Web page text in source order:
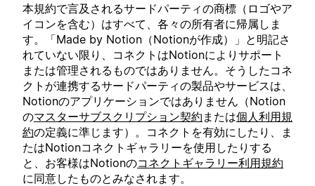
本規約で言及されるサードパーティの商標（ロゴやア
イコンを含む）はすべて、各々の所有者に帰属しま
す。「Made by Notion（Notionが作成）」と明記さ
れていない限り、コネクトはNotionによりサポート
または管理されるものではありません。そうしたコネ
クトが連携するサードパーティの製品やサービスは、
Notionのアプリケーションではありません（Notion
のマスターサブスクリプション契約 または個人利用規
約の定義に準じます）。コネクトを有効にしたり、ま
たはNotionコネクトギャラリーを使用したりする
と、お客様はNotionのコネクトギャラリー利用規約
に同意したものとみなされます。